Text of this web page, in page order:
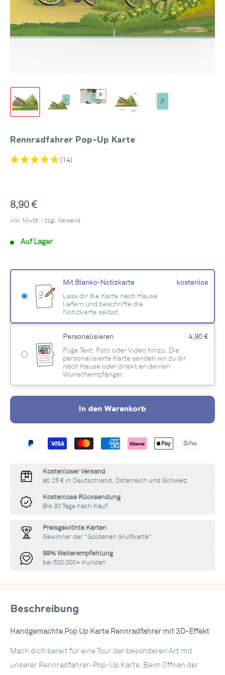
Rennradfahrer Pop-Up Karte
(14)
Sonderpreis
8,90 €
inkl. MwSt. | zzgl. Versand
Auf Lager
Mit Blanko-Notizkarte
Lass dir die Karte nach Hause
liefern und beschrifte die
Notizkarte selbst.
kostenlos
Personalisieren
Füge Text, Foto oder Video hinzu. Die
personalisierte Karte senden wir zu dir
nach Hause oder direkt an deinen
Wunschempfänger.
4,90 €
In den Warenkorb
Kostenloser Versand
ab 25 € in Deutschland, Österreich und Schweiz
Kostenlose Rücksendung
Bis 30 Tage nach Kauf
Preisgekrönte Karten
Gewinner der "Goldenen Grußkarte"
99% Weiterempfehlung
bei 500.000+ Kunden
Beschreibung
Handgemachte Pop Up Karte Rennradfahrer mit 3D-Effekt
Mach dich bereit für eine Tour der besonderen Art mit
unserer Rennradfahrer-Pop-Up Karte. Beim Öffnen der